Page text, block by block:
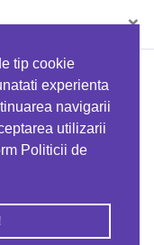
tip cookie
experienta
navigarii
utilizarii
Politicii de
×
folosind codul